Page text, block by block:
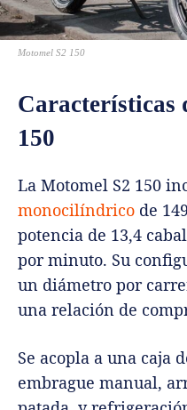
Motomel S2 150
Características
150
La Motomel S2 150
monocilíndrico de
potencia de 13,4
por minuto. Su
un diámetro por
una relación de
Se acopla a una caja
embrague manual,